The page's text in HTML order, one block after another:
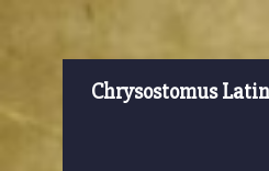
Chrysostomus